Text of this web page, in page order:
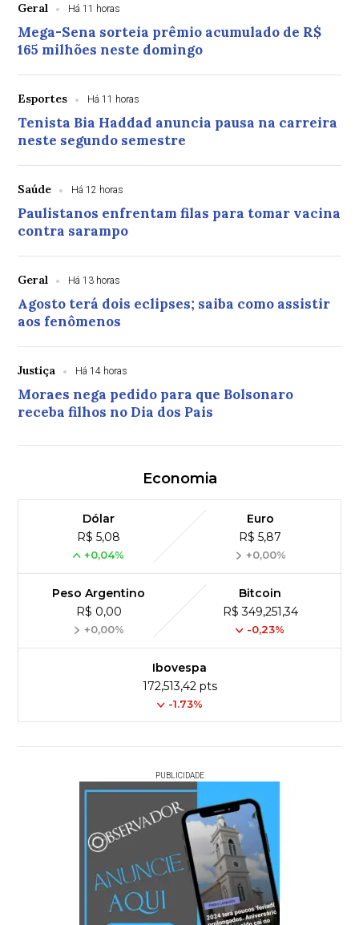
Geral Há 11 horas
Mega-Sena sorteia prêmio acumulado de R$
165 milhões neste domingo
Esportes Há 11 horas
Tenista Bia Haddad anuncia pausa na carreira
neste segundo semestre
Saúde Há 12 horas
Paulistanos enfrentam filas para tomar vacina
contra sarampo
Geral Há 13 horas
Agosto terá dois eclipses; saiba como assistir
aos fenômenos
Justiça Há 14 horas
Moraes nega pedido para que Bolsonaro
receba filhos no Dia dos Pais
Economia
Dólar
R$ 5,08
+0,04%
Euro
R$ 5,87
+0,00%
Peso Argentino
R$ 0,00
+0,00%
Bitcoin
R$ 349,251,34
-0,23%
Ibovespa
172,513,42 pts
-1.73%
PUBLICIDADE